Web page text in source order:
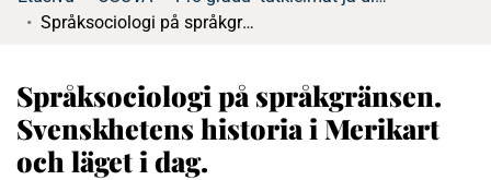
Språksociologi på språkgränsen. Svenskhetens historia i Merikart och läget i dag.
Språksociologi på språkgränsen.
Svenskhetens historia i Merikart
och läget i dag.